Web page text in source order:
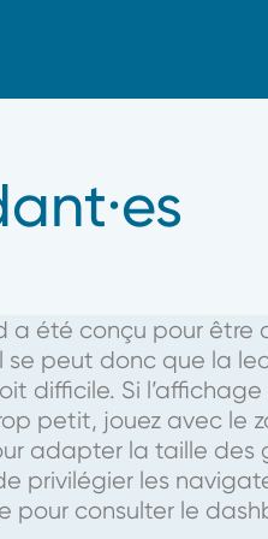
a été conçu pour être
se peut donc que la
difficile. Si
petit, jouez avec le
adapter la taille des
privilégier les
pour consulter le